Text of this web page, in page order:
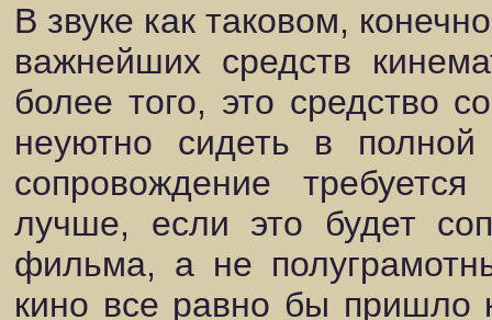
В звуке как таковом,
важнейших средств
более того, это средство
неуютно сидеть в
сопровождение
лучше, если это будет
фильма, а не
кино все равно бы пришло